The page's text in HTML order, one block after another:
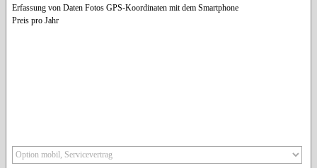
Erfassung von Daten Fotos GPS-Koordinaten mit dem Smartphone
Preis pro Jahr